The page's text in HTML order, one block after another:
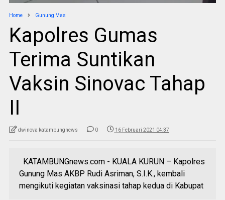
Home Gunung Mas
Kapolres Gumas
Terima Suntikan
Vaksin Sinovac Tahap
II
dwinova katambungnews 0 16 Februari 2021 04:37
KATAMBUNGnews.com - KUALA KURUN – Kapolres
Gunung Mas AKBP Rudi Asriman, S.I.K., kembali
mengikuti kegiatan vaksinasi tahap kedua di Kabupat